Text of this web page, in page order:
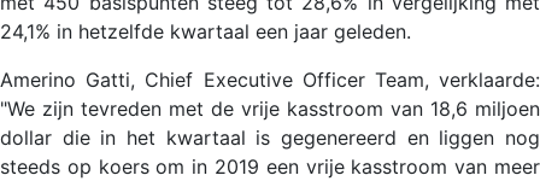
24,1% in hetzelfde kwartaal een jaar geleden.
Amerino Gatti, Chief Executive Officer Team, verklaarde:
"We zijn tevreden met de vrije kasstroom van 18,6 miljoen
dollar die in het kwartaal is gegenereerd en liggen nog
steeds op koers om in 2019 een vrije kasstroom van meer